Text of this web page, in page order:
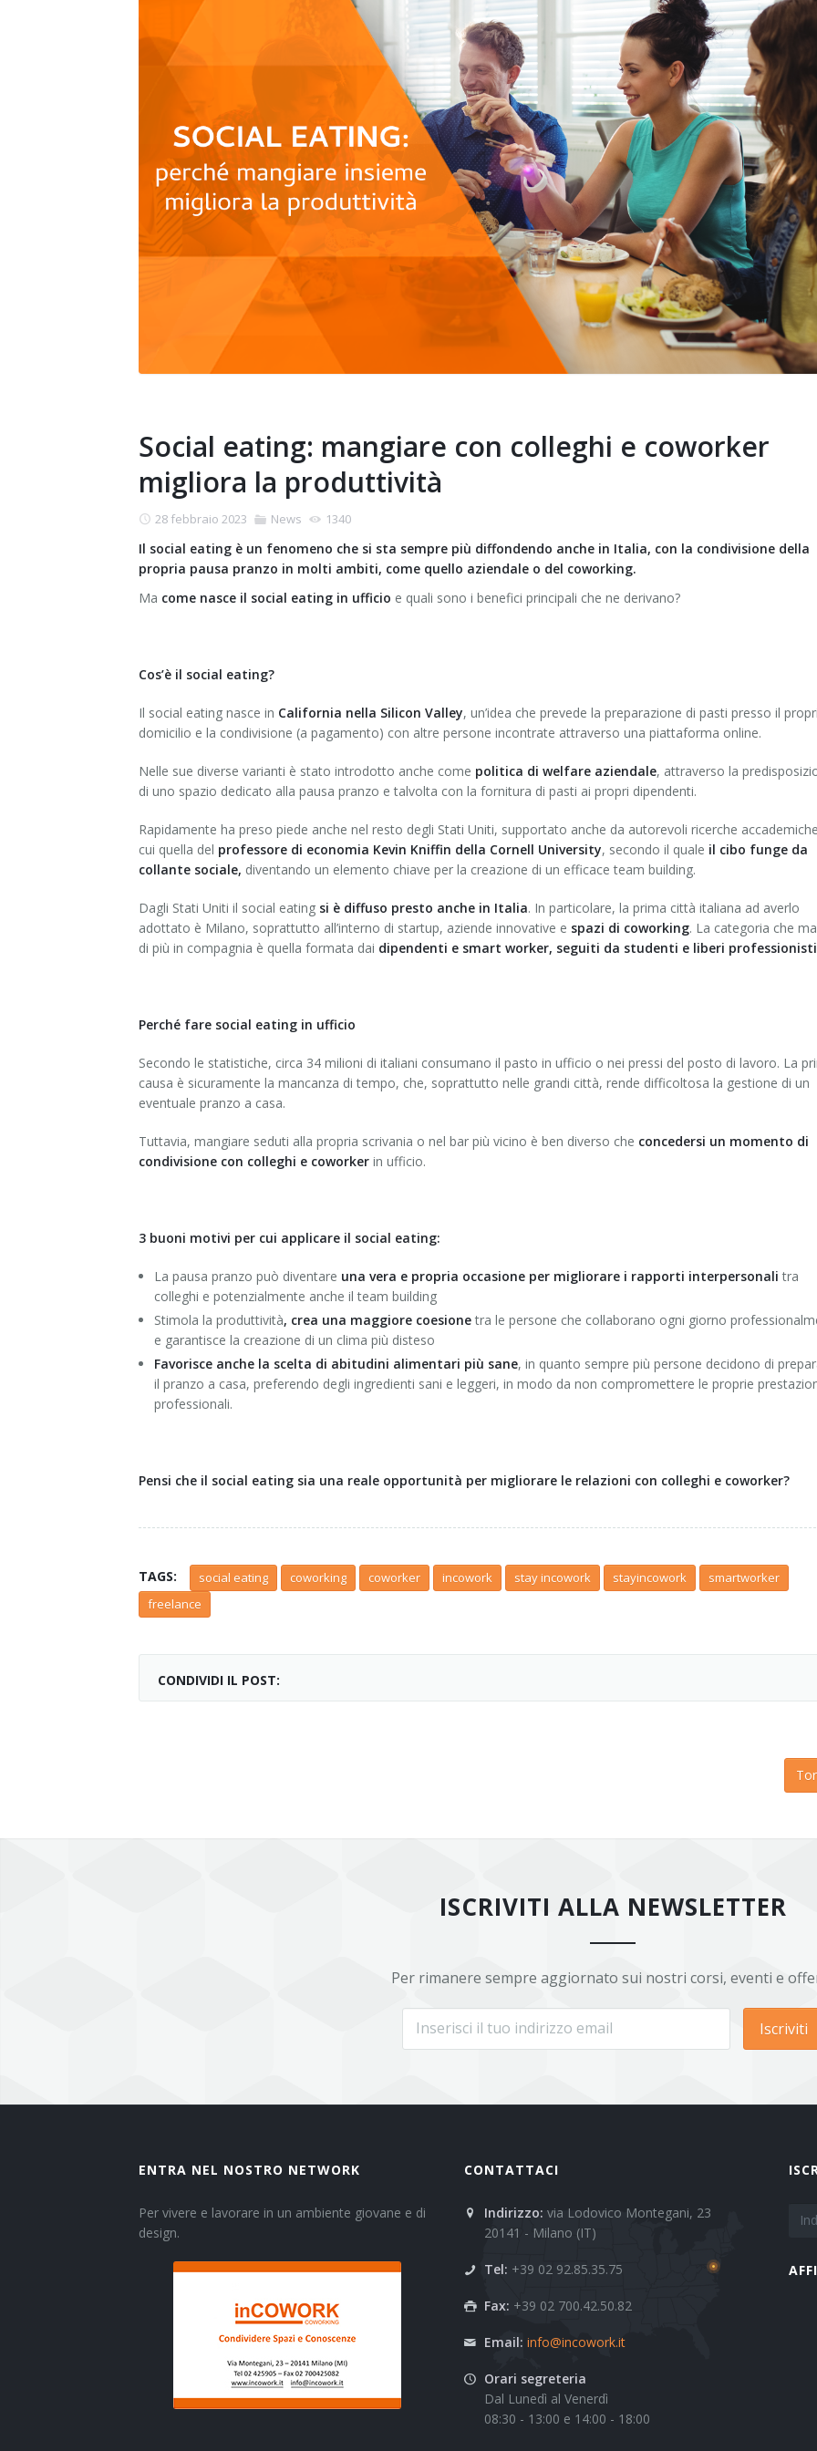
Social eating: mangiare con colleghi e coworker
migliora la produttività
28 febbraio 2023 News 1340
Il social eating è un fenomeno che si sta sempre più diffondendo anche in Italia, con la condivisione della
propria pausa pranzo in molti ambiti, come quello aziendale o del coworking.
Ma come nasce il social eating in ufficio e quali sono i benefici principali che ne derivano?
Cos’è il social eating?
Il social eating nasce in California nella Silicon Valley, un’idea che prevede la preparazione di pasti presso il
domicilio e la condivisione (a pagamento) con altre persone incontrate attraverso una piattaforma online.
Nelle sue diverse varianti è stato introdotto anche come politica di welfare aziendale, attraverso la
di uno spazio dedicato alla pausa pranzo e talvolta con la fornitura di pasti ai propri dipendenti.
Rapidamente ha preso piede anche nel resto degli Stati Uniti, supportato anche da autorevoli ricerche
cui quella del professore di economia Kevin Kniffin della Cornell University, secondo il quale il cibo funge da
collante sociale, diventando un elemento chiave per la creazione di un efficace team building.
Dagli Stati Uniti il social eating si è diffuso presto anche in Italia. In particolare, la prima città italiana ad averlo
adottato è Milano, soprattutto all’interno di startup, aziende innovative e spazi di coworking. La categoria che
di più in compagnia è quella formata dai dipendenti e smart worker, seguiti da studenti e liberi
Perché fare social eating in ufficio
Secondo le statistiche, circa 34 milioni di italiani consumano il pasto in ufficio o nei pressi del posto di lavoro. La
causa è sicuramente la mancanza di tempo, che, soprattutto nelle grandi città, rende difficoltosa la gestione di un
eventuale pranzo a casa.
Tuttavia, mangiare seduti alla propria scrivania o nel bar più vicino è ben diverso che concedersi un momento di
condivisione con colleghi e coworker in ufficio.
3 buoni motivi per cui applicare il social eating:
La pausa pranzo può diventare una vera e propria occasione per migliorare i rapporti interpersonali tra
colleghi e potenzialmente anche il team building
Stimola la produttività, crea una maggiore coesionetra le persone che collaborano ogni giorno
e garantisce la creazione di un clima più disteso
Favorisce anche la scelta di abitudini alimentari più sane, in quanto sempre più persone decidono di
il pranzo a casa, preferendo degli ingredienti sani e leggeri, in modo da non compromettere le proprie
professionali.
Pensi che il social eating sia una reale opportunità per migliorare le relazioni con colleghi e coworker?
TAGS: social eating coworking coworker incowork stay incowork stayincowork
smartworker
freelance
CONDIVIDI IL POST:
ISCRIVITI ALLA NEWSLETTER
Per rimanere sempre aggiornato sui nostri corsi, eventi e
Iscriviti
ENTRA NEL NOSTRO NETWORK
Per vivere e lavorare in un ambiente giovane e di
design.
CONTATTACI
Indirizzo: via Lodovico Montegani, 23
20141 - Milano (IT)
Tel: +39 02 92.85.35.75
Fax: +39 02 700.42.50.82
Email: info@incowork.it
Orari segreteria
Dal Lunedì al Venerdì
08:30 - 13:00 e 14:00 - 18:00